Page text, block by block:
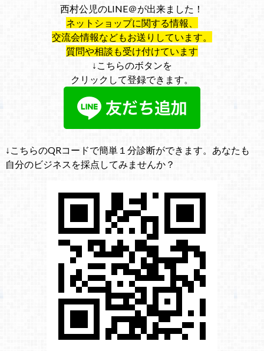
西村公児のLINE＠が出来ました！
ネットショップに関する情報、
交流会情報などもお送りしています。
質問や相談も受け付けています
↓こちらのボタンを
クリックして登録できます。
↓こちらのQRコードで簡単１分診断ができます。あなたも
自分のビジネスを採点してみませんか？